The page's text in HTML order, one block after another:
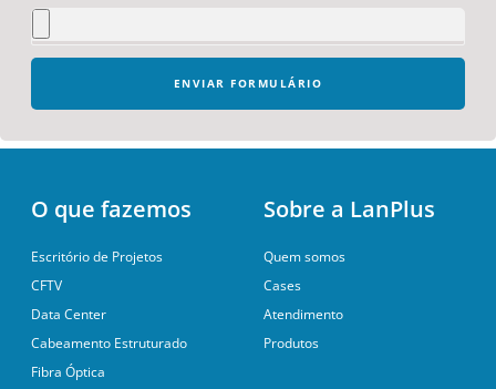
ENVIAR FORMULÁRIO
O que fazemos
Escritório de Projetos
CFTV
Data Center
Cabeamento Estruturado
Fibra Óptica
Sobre a LanPlus
Quem somos
Cases
Atendimento
Produtos